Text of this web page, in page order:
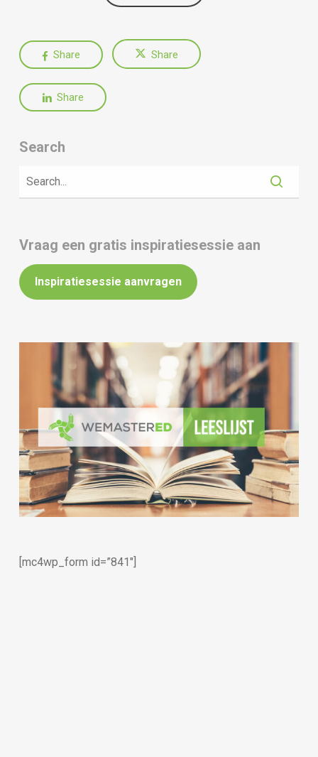
Share Share
Share
Search
Vraag een gratis inspiratiesessie aan
Inspiratiesessie aanvragen
[mc4wp_form id=”841″]